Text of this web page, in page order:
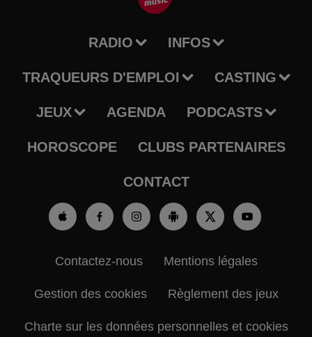
RADIO INFOS
TRAQUEURS D'EMPLOI CASTING
JEUX AGENDA PODCASTS
HOROSCOPE CLUBS PARTENAIRES
CONTACT
Contactez-nous Mentions légales
Gestion des cookies Règlement des jeux
Charte sur les données personnelles et cookies